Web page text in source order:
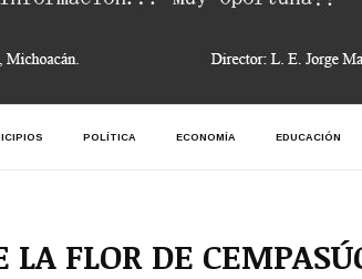
POLÍTICA ECONOMÍA EDUCACIÓN
LA FLOR DE